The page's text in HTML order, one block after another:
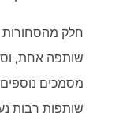
חלק מהסחורות
שותפה אחת,
מסמכים נוספים
שותפות רבות